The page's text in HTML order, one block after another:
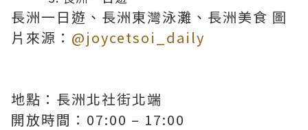
長洲一日遊、長洲東灣泳灘、長洲美食 圖
片來源： @joycetsoi_daily
地點：長洲北社街北端
開放時間：07:00 – 17:00